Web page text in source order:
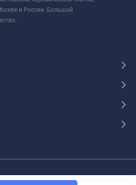
и России. Большой